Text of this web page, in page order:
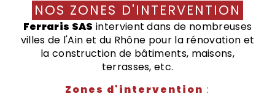
NOS ZONES D'INTERVENTION
Ferraris SAS intervient dans de nombreuses
villes de l'Ain et du Rhône pour la rénovation et
la construction de bâtiments, maisons,
terrasses, etc.
Zones d'intervention :